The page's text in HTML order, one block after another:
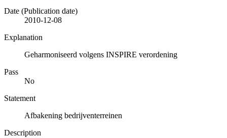
Date (Publication date)
2010-12-08
Explanation
Geharmoniseerd volgens INSPIRE verordening
Pass
No
Statement
Afbakening bedrijventerreinen
Description